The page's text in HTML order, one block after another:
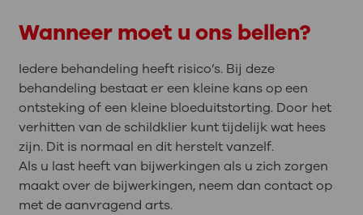
Wanneer moet u ons bellen?
Iedere behandeling heeft risico’s. Bij deze
behandeling bestaat er een kleine kans op een
ontsteking of een kleine bloeduitstorting. Door het
verhitten van de schildklier kunt tijdelijk wat hees
zijn. Dit is normaal en dit herstelt vanzelf.
Als u last heeft van bijwerkingen als u zich zorgen
maakt over de bijwerkingen, neem dan contact op
met de aanvragend arts.